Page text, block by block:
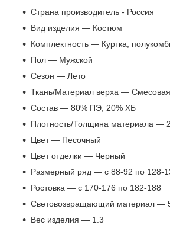
Страна производитель - Россия
Вид изделия — Костюм
Комплектность — Куртка,
Пол — Мужской
Сезон — Лето
Ткань/Материал верха —
Состав — 80% ПЭ, 20% ХБ
Плотность/Толщина материала —
Цвет — Песочный
Цвет отделки — Черный
Размерный ряд — с 88-92 по 128-
Ростовка — с 170-176 по 182-188
Световозвращающий материал —
Вес изделия — 1.3